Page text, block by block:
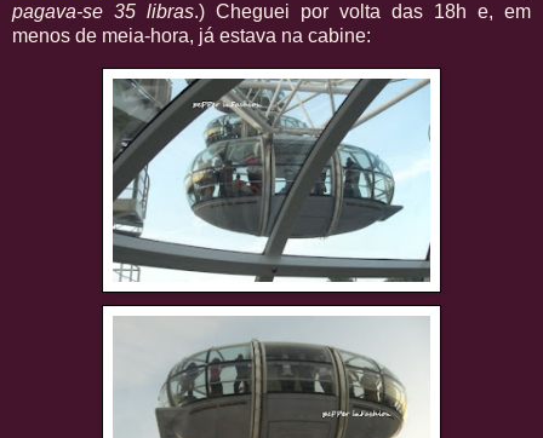
pagava-se 35 libras.) Cheguei por volta das 18h e, em
menos de meia-hora, já estava na cabine: